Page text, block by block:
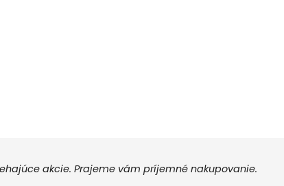
akcie. Prajeme vám príjemné nakupovanie.